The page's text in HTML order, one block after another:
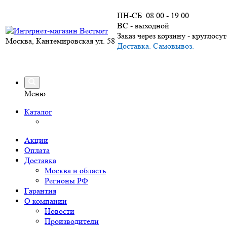
Москва, Кантемировская ул. 58
ПН-СБ: 08:00 - 19:00
ВС - выходной
Заказ через корзину -
Доставка. Самовывоз.
Меню
Каталог
Акции
Оплата
Доставка
Москва и область
Регионы РФ
Гарантия
О компании
Новости
Производители